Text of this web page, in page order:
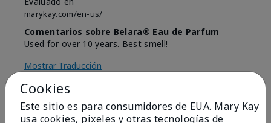
marykay.com/en-us/
Comentarios sobre Belara® Eau de Parfum
Used for over 10 years. Best smell!
Mostrar Traducción
Conclusión
¿Le ha resultado útil esta
Cookies
Este sitio es para consumidores de EUA. Mary Kay
usa cookies, pixeles y otras tecnologías de